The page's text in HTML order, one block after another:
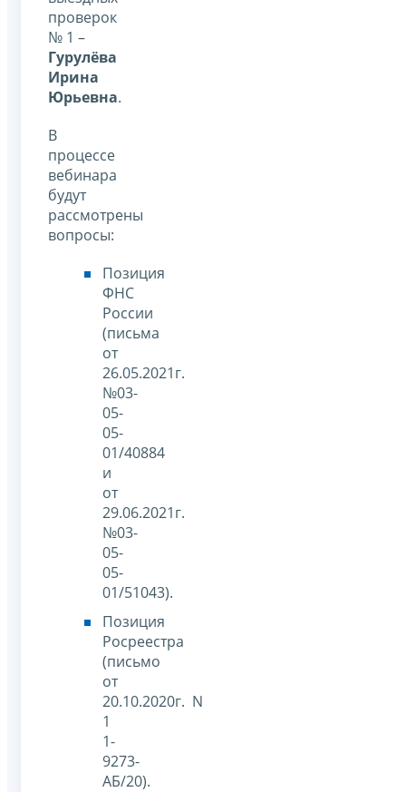
проверок
№ 1 –
Гурулёва
Ирина
Юрьевна.
В
процессе
вебинара
будут
рассмотрены
вопросы:
Позиция
ФНС
России
(письма
от
26.05.2021г.
№03-
05-
05-
01/40884
и
от
29.06.2021г.
№03-
05-
05-
01/51043).
Позиция
Росреестра
(письмо
от
20.10.2020г. N
1
1-
9273-
АБ/20).